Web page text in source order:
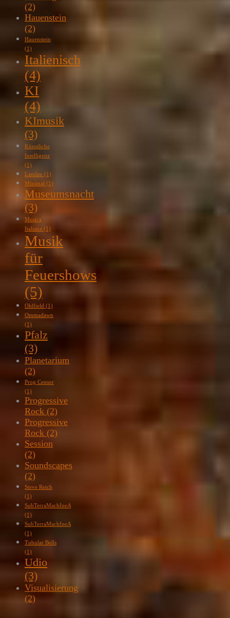
(2)
Hauenstein
(2)
Hauenstein
(1)
Italienisch
(4)
KI
(4)
KImusik
(3)
Künstliche
Intelligenz
(1)
Landau (1)
Minimal (1)
Museumsnacht
(3)
Musica
Italiana (1)
Musik
für
Feuershows
(5)
Oldfield (1)
Ommadawn
(1)
Pfalz
(3)
Planetarium
(2)
Prog Censor
(1)
Progressive
Rock (2)
Progressive
Rock (2)
Session
(2)
Soundscapes
(2)
Steve Reich
(1)
SubTerraMachIneA
(1)
SubTerraMachIneA
(1)
Tubular Bells
(1)
Udio
(3)
Visualisierung
(2)